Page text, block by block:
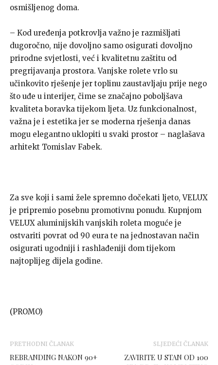
osmišljenog doma.
– Kod uređenja potkrovlja važno je razmišljati
dugoročno, nije dovoljno samo osigurati dovoljno
prirodne svjetlosti, već i kvalitetnu zaštitu od
pregrijavanja prostora. Vanjske rolete vrlo su
učinkovito rješenje jer toplinu zaustavljaju prije nego
što uđe u interijer, čime se značajno poboljšava
kvaliteta boravka tijekom ljeta. Uz funkcionalnost,
važna je i estetika jer se moderna rješenja danas
mogu elegantno uklopiti u svaki prostor – naglašava
arhitekt Tomislav Fabek.
Za sve koji i sami žele spremno dočekati ljeto, VELUX
je pripremio posebnu promotivnu ponudu. Kupnjom
VELUX aluminijskih vanjskih roleta moguće je
ostvariti povrat od 90 eura te na jednostavan način
osigurati ugodniji i rashlađeniji dom tijekom
najtoplijeg dijela godine.
(PROMO)
PRETHODNI ČLANAK
REBRANDING NAKON 90+
SLJEDEĆI ČLANAK
ZAVIRITE U STAN OD 100